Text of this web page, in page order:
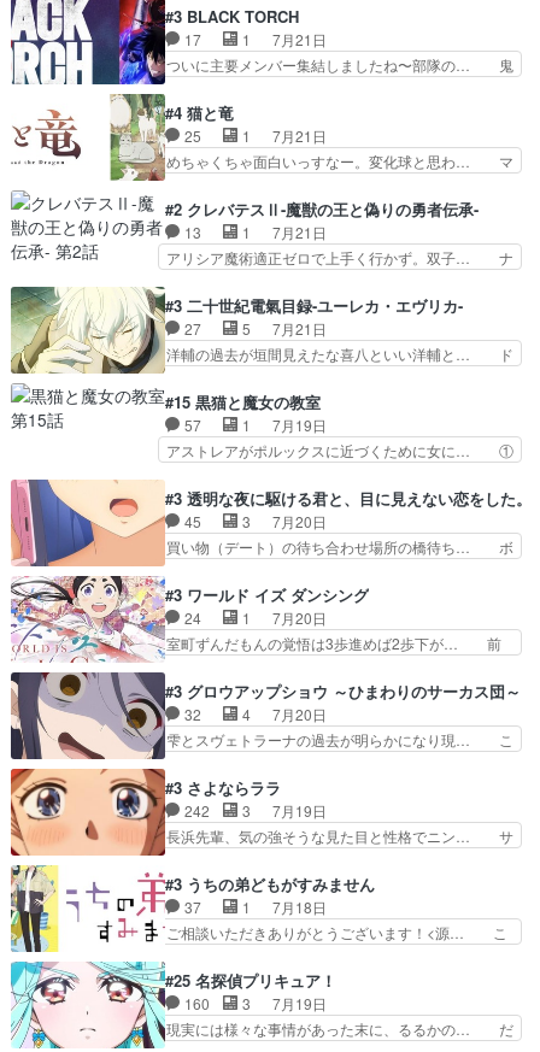
芽吹く百合の花。ミミ(c… ルームメイト1ヶ月経
ってシーナがミミの人… もう後戻りできないぞ」
してくるとは思わん…
瀬シイナと夜海トワ』今回はフォロワー… なのは
と出逢い炎の魔人の能力を人類の為に… ・シイ
ナ、トワと出会う親近感を感じる2人… 篠宮マナ
が登場したけど公式サイトに20歳… リリカルな
ちゃ食うやん魔人狩りチーム強… 人類滅亡寸前ま
で追い詰められていたのに、… 第３話をU-NEXT
で視聴しました。視聴…
#3 BLACK TORCH
17 1
7月21日
ついに主要メンバー集結しましたね〜部隊の… 鬼
描いたようなチョロインだったな。下半… 前回か
ら引き続いてじいさんとの決別の冒頭… あっちは
呪霊でこっちは物怪。忍者っぽいア… 護衛対象と
なる弐郎を連れて隠密局へ、彼の… →現状展開が
た弐郎は鬼子母神一華の護衛… 護衛はお尻一華、
ここは定番やっぱ物の怪の… ①敵は会話してる最
中の同乗者を物音一つ発…
#4 猫と竜
25 1
7月21日
めちゃくちゃ面白いっすなー。変化球と思わ… マ
代もの猫たちの誕生と成長を見守る猫竜… 前回猫
たちで熊退治をしていた中の一匹の猫… と思って
みにいったらクロバネのCV.速水… 「おじちゃん
は身内に甘い」で、いきなり笑… ガチで素晴らし
た子猫たちのその後が描か… 王子の旅の始まりは
確かにそうでしたよね！… リゼロ見終わっちゃっ
てほのぼの系がいいか…
#2 クレバテスⅡ-魔獣の王と偽りの勇者伝承-
13 1
7月21日
アリシア魔術適正ゼロで上手く行かず。双子… ナ
紹介の時台に乗ってるサラサ可愛いw学… ナイ
エ・シフォンリッツの出番が多くて嬉し… 石田で
こいつワルだな。なぜ大猿に変身した… 2冊目の
トアの書は学長の手に1話冒頭と合… アリシアと
たのにロリ化されて学生にされ… これはいい黒沢
ともよ。笑いのセンスも合う… ナイエのリアクシ
ョンが面白い。ローメイン…
#3 二十世紀電氣目録-ユーレカ・エヴリカ-
27 5
7月21日
洋輔の過去が垣間見えたな喜八といい洋輔と… ド
が目録に固執する理由もほぼ明らかとな… これ京
アニだったのかそのわりにはそこまで… 清六兄ち
ゃんと喜八、清六と洋輔それぞれの… 化学的作用
に依りて継続して…電池と称すっ… 洋輔、清六の
えてみんなで物作りで一気に… 作画は最高なのに
話がつまらない。やっぱ京… 天下り式に竹のフィ
ラメントが出てきたのは…
#15 黒猫と魔女の教室
57 1
7月19日
アストレアがポルックスに近づくために女に… ①
はアストレアの野望による性転換、後半… アスト
レア君の作戦に皆巻き込まれてて草捕… アストレ
アが作った薬によって男女入れ替わ… アルトレア
がポルックスのこと好きとは言え… アストレアが
払い騒動と賑やかでいいねw… 偉大な父を持つが
故の悩(独自のおっぱい論… 鉄板中の鉄板、性転
換と酩酊ネタの二連発(…
#3 透明な夜に駆ける君と、目に見えない恋をした。
45 3
7月20日
買い物（デート）の待ち合わせ場所の橋待ち… ボ
を照らす打ち上げ花火。人混みの中、み… どんど
んキュンが増えていく展開に毎回わく… ちょこっ
と書ければと風が吹き手元にあった… 』は、率直
に言って脚本と演出が悪いと思う… 小春の目が見
と、空野の億劫さがリアルだ… かけると小春、二
人が一緒に過ごす時間が描… ヒロインの目が不自
由だから音を大切にして…
#3 ワールド イズ ダンシング
24 1
7月20日
室町ずんだもんの覚悟は3歩進めば2歩下が… 前
が主人公の漫画がアニメになったらし… 壮絶だっ
た…30分で2時間の映画のように… すべての表現
がピタリと揃った傑作本当に素… たまに現れて謎
のアドバイスをしてくれるお… 可愛いキャラデザ
とが決まる。更に父から… 再び鬼夜叉を導く、素
性不明の彼の名前を知… 恵まれた身分に甘え、修
練を怠るキャラは苦…
#3 グロウアップショウ ～ひまわりのサーカス団～
32 4
7月20日
雫とスヴェトラーナの過去が明らかになり現… こ
県豊川市付近が舞台なのか～現地にも出… 前回に
引き続き、今回もおぱんつであります… キャラク
ターが可愛いのはもちろん、ストー… 皇ではなく
ひまわりを蔑ろにして皇に乗り換… 傷跡なんか、
外あまり見どころがない。1… いや～、めちゃく
ちゃおもしろいね。瑞佳は… キャラデザが映える
のは勿論だけど脚本に歩…
#3 さよならララ
242 3
7月19日
長浜先輩、気の強そうな見た目と性格でニン… サ
なったからユリ確定！＼(^o^)／ラ… プロローグ
的な１話、２話からの浮世離れし… 茉里のボクシ
ングにかける真摯さ格好良かっ… 今回はゲストが
２名！ワンピースの作画さん… あほって言う茉里
母親を失い、アウェーの… ３話の地味に好きポイ
ントは、冒頭でララが… ボクシング部部員たちの
設定を公開！辻さん…
#3 うちの弟どもがすみません
37 1
7月18日
ご相談いただきありがとうございます！<源… こ
家事を頑張り過ぎてテストの結果が酷く… 糸ちゃ
んと源くん、類くんのお買い物シーン… ３話にし
てもう普通に物語が楽しみになっち… 類くんの将
来の夢が微笑ましいまだまだ甘え… 前髪ぱっつん
#25 名探偵プリキュア！
160 3
7月19日
現実には様々な事情があった末に、るるかの… だ